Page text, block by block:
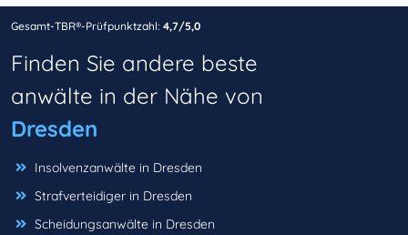
Gesamt-TBR®-Prüfpunktzahl: 4,7/5,0
Finden Sie andere beste
anwälte in der Nähe von
Dresden
Insolvenzanwälte in Dresden
Strafverteidiger in Dresden
Scheidungsanwälte in Dresden